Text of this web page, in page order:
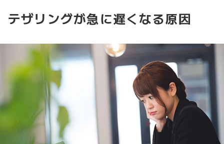
テザリングが急に遅くなる原因